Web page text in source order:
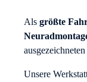
Als größte
ausgezeichneten
Unsere